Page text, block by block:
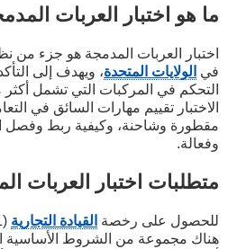
ما هو اختبار العربات
في الولايات المتحدة، ويهدف إلى
التحكم في المركبات التي تشمل
الاختبار تقييم مهارات السائق في
مقطورة وشاحنة، وكيفية ربط وفصل
وفعالة.
متطلبات اختبار العربات
للحصول على رخصة القيادة التجارية
هناك مجموعة من الشروط الأساسية